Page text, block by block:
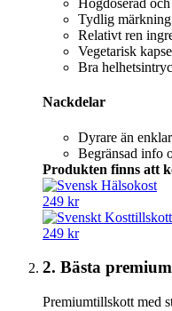
Högdoserad
Tydlig
Relativt ren
Vegetarisk
Bra
Nackdelar
Dyrare än
Begränsad info
Produkten finns att
249 kr
249 kr
2. Bästa
Premiumtillskott med